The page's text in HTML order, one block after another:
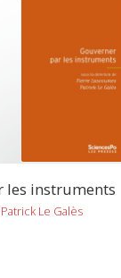
les instruments
Le Galès